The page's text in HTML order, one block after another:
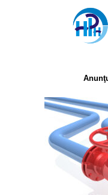
Guvernanță
Informații de interes
Calitatea apei